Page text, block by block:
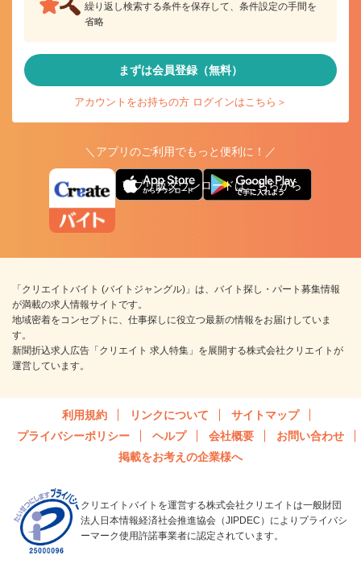
繰り返し検索する条件を保存して、条件設定の手間を
省略
まずは会員登録（無料）
アカウントをお持ちの方 ログインはこちら＞
＼アプリのご利用でもっと便利に！／
アプリ版ダウンロードはこちらから
「クリエイトバイト (バイトジャングル)」は、バイト探し・パート募集情報
が満載の求人情報サイトです。
地域密着をコンセプトに、仕事探しに役立つ最新の情報をお届けしていま
す。
新聞折込求人広告「クリエイト 求人特集」を展開する株式会社クリエイトが
運営しています。
利用規約 リンクについて
サイトマップ
プライバシーポリシー
ヘルプ 会社概要
お問い合わせ
掲載をお考えの企業様へ
クリエイトバイトを運営する株式会社クリエイトは一般財団
法人日本情報経済社会推進協会（JIPDEC）によりプライバシ
ーマーク使用許諾事業者に認定されています。